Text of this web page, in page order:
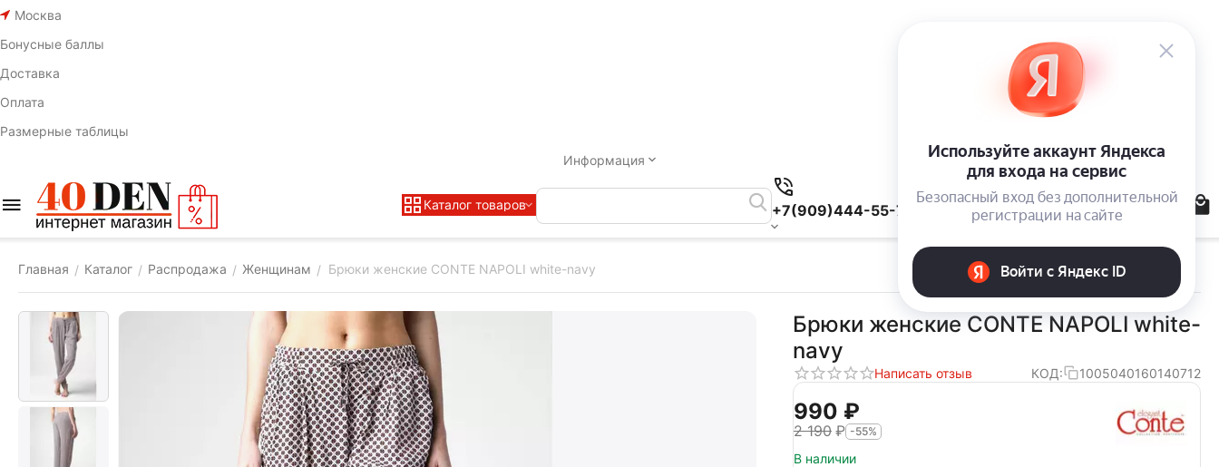
Москва
Бонусные баллы
Доставка
Оплата
Размерные таблицы
Информация
Каталог товаров +7(909)444-55-78
Главная / Каталог / Распродажа / Женщинам / Брюки женские CONTE NAPOLI white-navy
Брюки женские CONTE NAPOLI white-
navy
Написать отзыв КОД: 1005040160140712
‍990‍ ₽
2 190 ₽ -55%
В наличии